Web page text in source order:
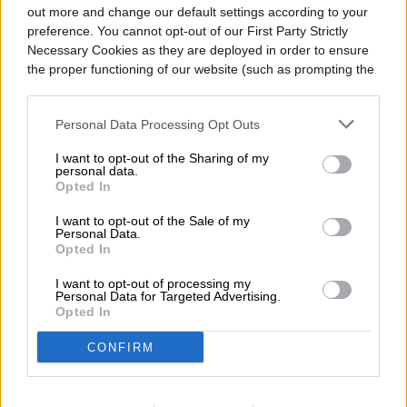
out more and change our default settings according to your
preference. You cannot opt-out of our First Party Strictly
Necessary Cookies as they are deployed in order to ensure
the proper functioning of our website (such as prompting the
Personal Data Processing Opt Outs
I want to opt-out of the Sharing of my
personal data.
Opted In
I want to opt-out of the Sale of my
Personal Data.
Opted In
I want to opt-out of processing my
Personal Data for Targeted Advertising.
Opted In
CONFIRM
Apple ha lanzado macOS Tahoe 26.6.1 para
corregir una vulnerabilidad de compartición
atacante en la misma red se autentique sin
credenciales válidas.El momento hace que
esta actualización sea más interesante de
lo que su pequeño número de versión
sugiere. Las notas de seguridad de Apple
para macOS 26.6, publicadas el 27 de julio,
ya enumeraban tres vulnerabilidades
distintas que afectan al Servidor de
Read more
APPLE